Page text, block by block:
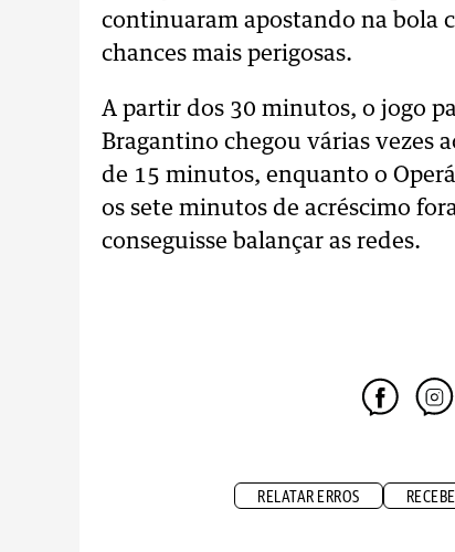
continuaram apostando na bola
chances mais perigosas.
A partir dos 30 minutos, o jogo
Bragantino chegou várias vezes
de 15 minutos, enquanto o
os sete minutos de acréscimo
conseguisse balançar as redes.
RELATAR ERROS